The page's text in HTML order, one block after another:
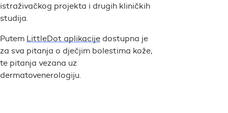
istraživačkog projekta i drugih kliničkih
studija.
Putem LittleDot aplikacije dostupna je
za sva pitanja o dječjim bolestima kože,
te pitanja vezana uz
dermatovenerologiju.